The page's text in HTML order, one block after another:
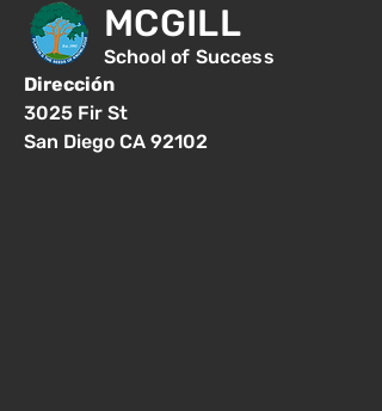
MCGILL
School of Success
Dirección
3025 Fir St
San Diego CA 92102